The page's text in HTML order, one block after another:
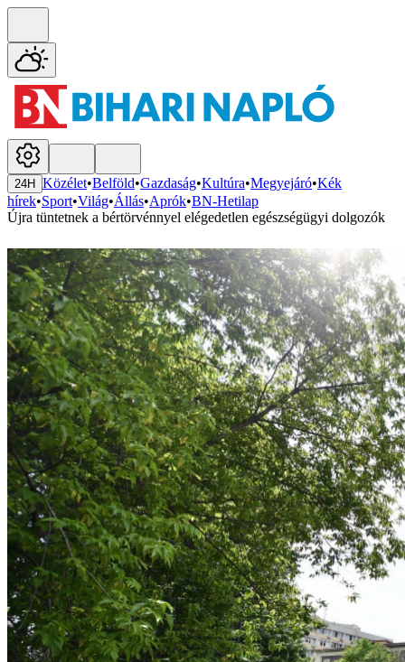
24H Közélet•Belföld•Gazdaság•Kultúra•Megyejáró•Kék
hírek•Sport•Világ•Állás•Aprók•BN-Hetilap
Újra tüntetnek a bértörvénnyel elégedetlen egészségügyi dolgozók